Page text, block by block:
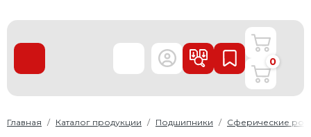
О нас
Доставка и оплата
0
Главная Каталог продукции Подшипники Сферические